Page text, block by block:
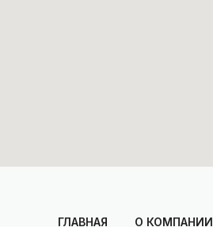
ГЛАВНАЯ О КОМПАНИИ